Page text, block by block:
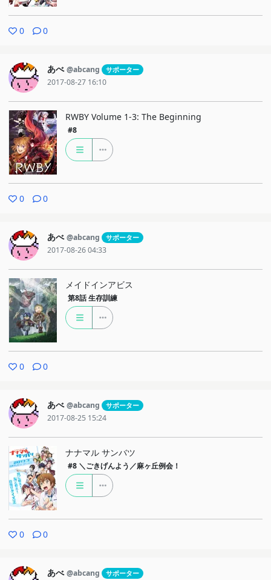
0 0
あべ @abcang サポーター
2017-08-27 16:10
RWBY Volume 1-3: The Beginning
#8
0 0
あべ @abcang サポーター
2017-08-26 04:33
メイドインアビス
第8話 生存訓練
0 0
あべ @abcang サポーター
2017-08-25 15:24
ナナマル サンバツ
#8 ＼ごきげんよう／麻ヶ丘例会！
0 0
あべ @abcang サポーター